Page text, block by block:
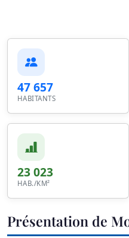
47 657
HABITANTS
23 023
HAB./KM²
Présentation de